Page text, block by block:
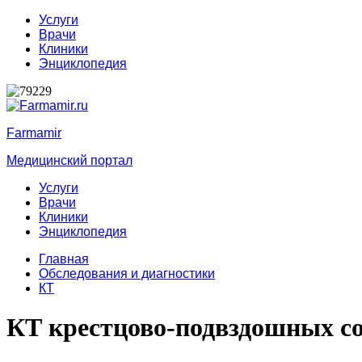
Услуги
Врачи
Клиники
Энциклопедия
Farmamir
Медицинский портал
Услуги
Врачи
Клиники
Энциклопедия
Главная
Обследования и диагностики
КТ
КТ крестцово-подвздошных